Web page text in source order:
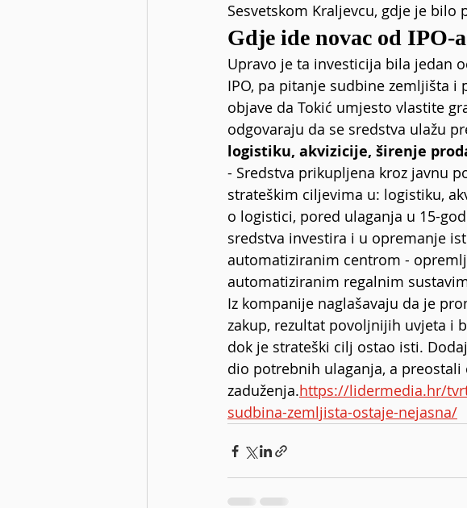
Sesvetskom Kraljevcu, gdje je
Gdje ide novac od IPO-
Upravo je ta investicija bila jedan
IPO, pa pitanje sudbine zemljišta
objave da Tokić umjesto vlastite
odgovaraju da se sredstva ulažu
logistiku, akvizicije, širenje
- Sredstva prikupljena kroz javnu
strateškim ciljevima u: logistiku,
o logistici, pored ulaganja u 15-
sredstva investira i u opremanje
automatiziranim centrom -
automatiziranim regalnim
Iz kompanije naglašavaju da je
zakup, rezultat povoljnijih uvjeta i
dok je strateški cilj ostao isti.
dio potrebnih ulaganja, a
zaduženja.https://lidermedia.hr/
sudbina-zemljista-ostaje-nejasna/